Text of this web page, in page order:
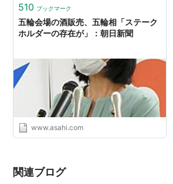
510 ブックマーク
五輪会場の酒販売、五輪相「ステーク
ホルダーの存在が」：朝日新聞
www.asahi.com
関連ブログ